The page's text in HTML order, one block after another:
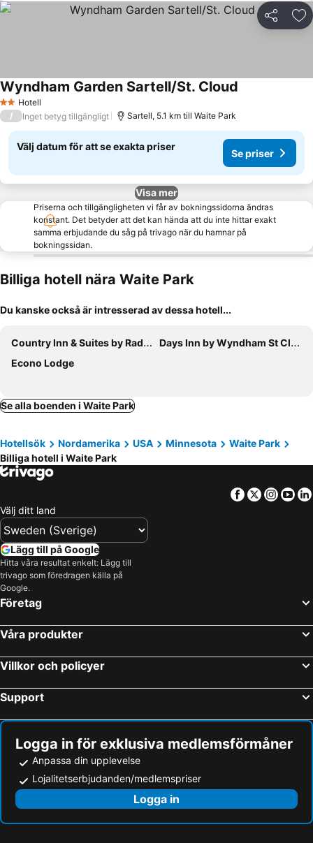
Dela
2 Stjärnor
Hotell
Wyndham Garden Sartell/St. Cloud
/ Inget betyg tillgängligt Sartell, 5.1 km till Waite Park
Välj datum för att se exakta priser
Se priser
Visa mer
Priserna och tillgängligheten vi får av bokningssidorna ändras
konstant. Det betyder att det kan hända att du inte hittar exakt
samma erbjudande du såg på trivago när du hamnar på
bokningssidan.
Billiga hotell nära Waite Park
Du kanske också är intresserad av dessa hotell...
Country Inn & Suites by Radisson, St. Cloud West, MN
Days Inn by Wyndham St Cloud
Econo Lodge
Se alla boenden i Waite Park
Hotellsök Nordamerika USA Minnesota
Waite Park
Billiga hotell i Waite Park
Facebook
Twitter
Välj ditt land
Lägg till på Google
Hitta våra resultat enkelt: Lägg till
trivago som föredragen källa på
Google.
Företag
Våra produkter
Villkor och policyer
Support
Logga in för exklusiva medlemsförmåner
Anpassa din upplevelse
Lojalitetserbjudanden/medlemspriser
Logga in